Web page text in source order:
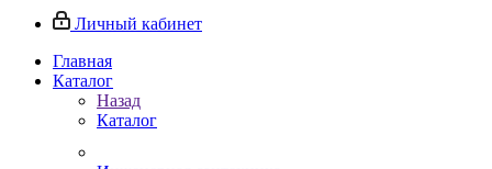
Личный кабинет
Главная
Каталог
Назад
Каталог